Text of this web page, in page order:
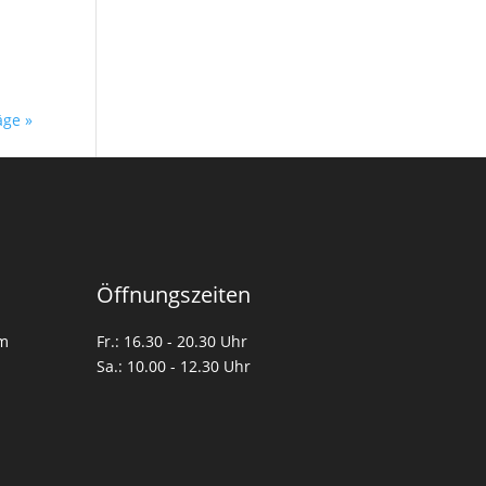
»
Öffnungszeiten
Fr.: 16.30 - 20.30 Uhr
Sa.: 10.00 - 12.30 Uhr